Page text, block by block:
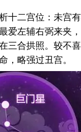
笔居士简介！！
德轩商标及LOGO注册
二宫位：未宫有
爱左辅右弼来夹
三合拱照。较不
，略强过丑宫。